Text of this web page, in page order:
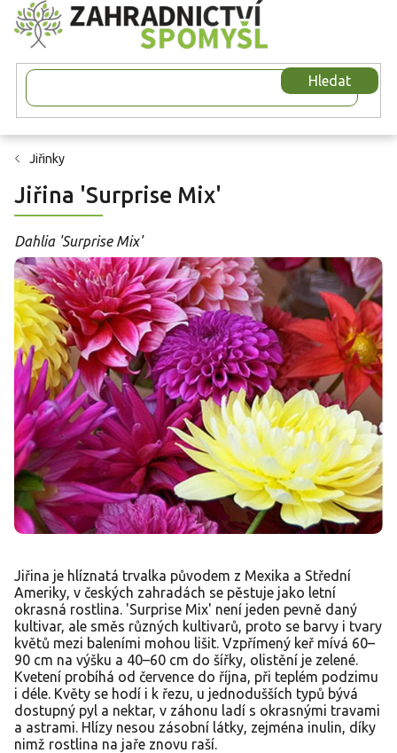
Přejít
na
obsah
Hledat
Jiřinky
Jiřina 'Surprise Mix'
Dahlia 'Surprise Mix'
Jiřina je hlíznatá trvalka původem z Mexika a Střední
Ameriky, v českých zahradách se pěstuje jako letní
okrasná rostlina. 'Surprise Mix' není jeden pevně daný
kultivar, ale směs různých kultivarů, proto se barvy i tvary
květů mezi baleními mohou lišit. Vzpřímený keř mívá 60–
90 cm na výšku a 40–60 cm do šířky, olistění je zelené.
Kvetení probíhá od července do října, při teplém podzimu
i déle. Květy se hodí i k řezu, u jednodušších typů bývá
dostupný pyl a nektar, v záhonu ladí s okrasnými travami
a astrami. Hlízy nesou zásobní látky, zejména inulin, díky
nimž rostlina na jaře znovu raší.